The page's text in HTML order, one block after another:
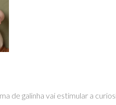
de galinha vai estimular a